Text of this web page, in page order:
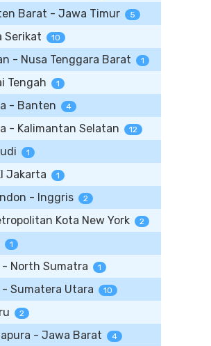
Barat - Jawa Timur 5
Serikat 10
- Nusa Tenggara Barat 1
Tengah 1
- Banten 4
- Kalimantan Selatan 12
1
Jakarta 1
- Inggris 2
Kota New York 2
1
- North Sumatra 1
Sumatera Utara 10
2
- Jawa Barat 4